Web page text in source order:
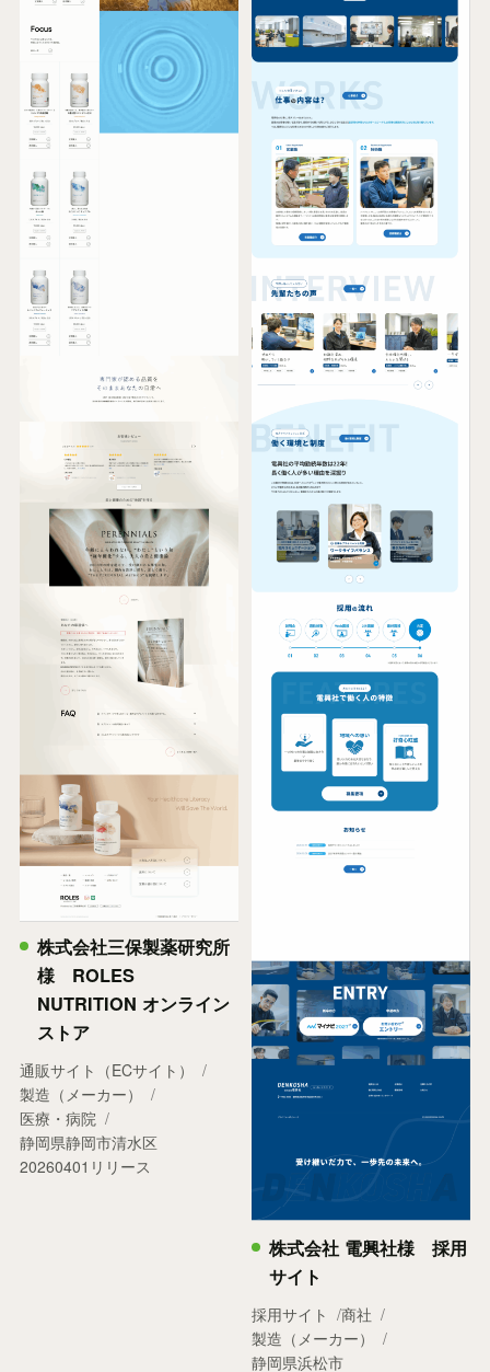
株式会社三保製薬研究所
様 ROLES
NUTRITION オンライン
ストア
通販サイト（ECサイト）
製造（メーカー）
医療・病院
静岡県静岡市清水区
20260401リリース
株式会社 電興社様 採用
サイト
採用サイト
商社
製造（メーカー）
静岡県浜松市